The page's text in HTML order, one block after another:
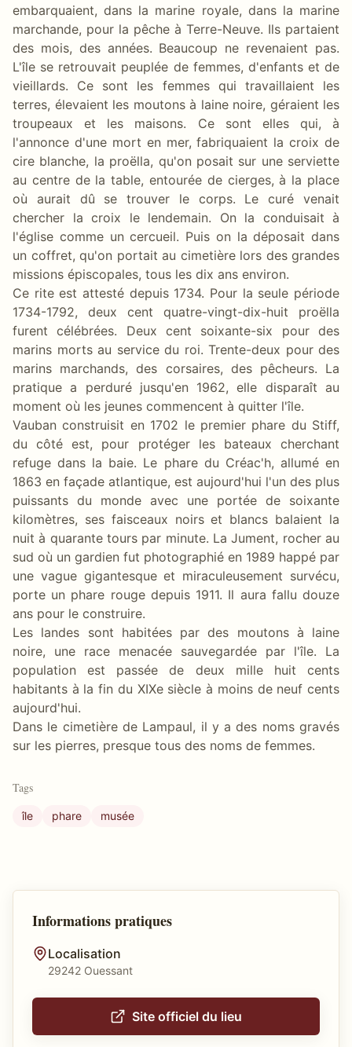
embarquaient, dans la marine royale, dans la marine
marchande, pour la pêche à Terre-Neuve. Ils partaient
des mois, des années. Beaucoup ne revenaient pas.
L'île se retrouvait peuplée de femmes, d'enfants et de
vieillards. Ce sont les femmes qui travaillaient les
terres, élevaient les moutons à laine noire, géraient les
troupeaux et les maisons. Ce sont elles qui, à
l'annonce d'une mort en mer, fabriquaient la croix de
cire blanche, la proëlla, qu'on posait sur une serviette
au centre de la table, entourée de cierges, à la place
où aurait dû se trouver le corps. Le curé venait
chercher la croix le lendemain. On la conduisait à
l'église comme un cercueil. Puis on la déposait dans
un coffret, qu'on portait au cimetière lors des grandes
missions épiscopales, tous les dix ans environ.
Ce rite est attesté depuis 1734. Pour la seule période
1734-1792, deux cent quatre-vingt-dix-huit proëlla
furent célébrées. Deux cent soixante-six pour des
marins morts au service du roi. Trente-deux pour des
marins marchands, des corsaires, des pêcheurs. La
pratique a perduré jusqu'en 1962, elle disparaît au
moment où les jeunes commencent à quitter l'île.
Vauban construisit en 1702 le premier phare du Stiff,
du côté est, pour protéger les bateaux cherchant
refuge dans la baie. Le phare du Créac'h, allumé en
1863 en façade atlantique, est aujourd'hui l'un des plus
puissants du monde avec une portée de soixante
kilomètres, ses faisceaux noirs et blancs balaient la
nuit à quarante tours par minute. La Jument, rocher au
sud où un gardien fut photographié en 1989 happé par
une vague gigantesque et miraculeusement survécu,
porte un phare rouge depuis 1911. Il aura fallu douze
ans pour le construire.
Les landes sont habitées par des moutons à laine
noire, une race menacée sauvegardée par l'île. La
population est passée de deux mille huit cents
habitants à la fin du XIXe siècle à moins de neuf cents
aujourd'hui.
Dans le cimetière de Lampaul, il y a des noms gravés
sur les pierres, presque tous des noms de femmes.
Tags
île phare musée
Informations pratiques
Localisation
29242 Ouessant
Site officiel du lieu